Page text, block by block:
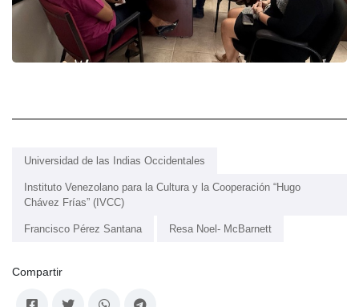
Universidad de las Indias Occidentales
Instituto Venezolano para la Cultura y la Cooperación “Hugo
Chávez Frías” (IVCC)
Francisco Pérez Santana Resa Noel- McBarnett
Compartir